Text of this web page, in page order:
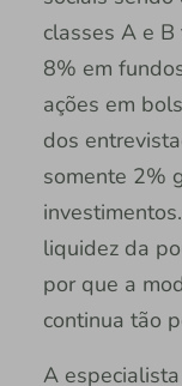
classes A e
8% em
ações em
dos
somente 2%
liquidez da
por que a
continua tão
A